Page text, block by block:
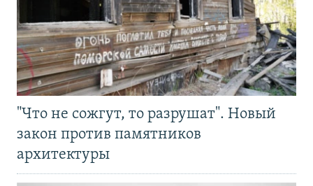
"Что не сожгут, то разрушат". Новый
закон против памятников
архитектуры